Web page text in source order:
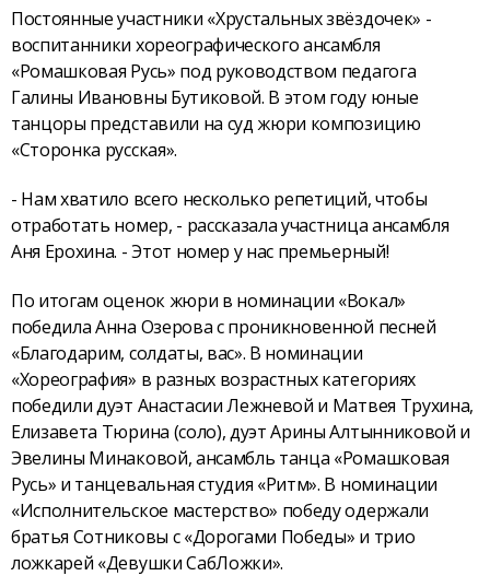
Постоянные участники «Хрустальных звёздочек» -
воспитанники хореографического ансамбля
«Ромашковая Русь» под руководством педагога
Галины Ивановны Бутиковой. В этом году юные
танцоры представили на суд жюри композицию
«Сторонка русская».
- Нам хватило всего несколько репетиций, чтобы
отработать номер, - рассказала участница ансамбля
Аня Ерохина. - Этот номер у нас премьерный!
По итогам оценок жюри в номинации «Вокал»
победила Анна Озерова с проникновенной песней
«Благодарим, солдаты, вас». В номинации
«Хореография» в разных возрастных категориях
победили дуэт Анастасии Лежневой и Матвея Трухина,
Елизавета Тюрина (соло), дуэт Арины Алтынниковой и
Эвелины Минаковой, ансамбль танца «Ромашковая
Русь» и танцевальная студия «Ритм». В номинации
«Исполнительское мастерство» победу одержали
братья Сотниковы с «Дорогами Победы» и трио
ложкарей «Девушки СабЛожки».